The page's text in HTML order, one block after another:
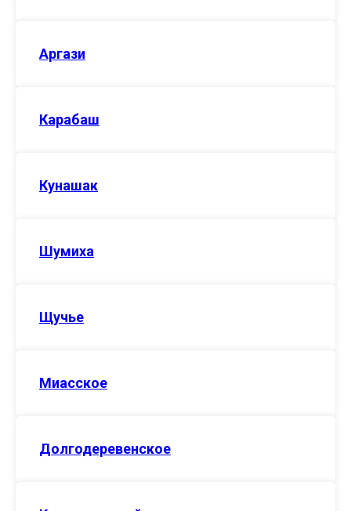
Аргази
Карабаш
Кунашак
Шумиха
Щучье
Миасское
Долгодеревенское